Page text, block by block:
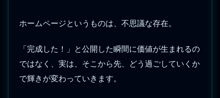
ホームページというものは、不思議な存在。
「完成した！」と公開した瞬間に価値が生まれるの
ではなく、実は、そこから先、どう過ごしていくか
で輝きが変わっていきます。